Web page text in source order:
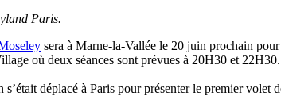
Paris.
sera à Marne-la-Vallée le 20 juin prochain
où deux séances sont prévues à 20H30 et 22H30.
déplacé à Paris pour présenter le premier